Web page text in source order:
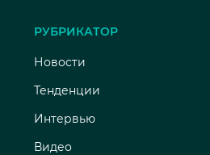
РУБРИКАТОР
Новости
Тенденции
Интервью
Видео